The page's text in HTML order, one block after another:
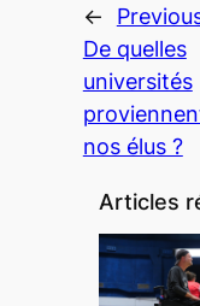
←
De quelles
universités
nos élus ?
Articles